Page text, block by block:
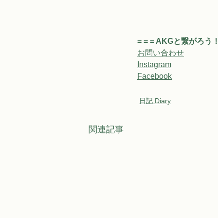
= = = AKGと繋がろう
お問い合わせ
Instagram
Facebook
日記 Diary
関連記事